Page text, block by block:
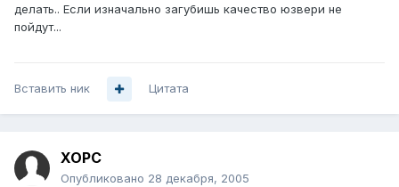
делать.. Если изначально загубишь качество юзвери не
пойдут...
Вставить ник Цитата
XOPC
Опубликовано 28 декабря, 2005